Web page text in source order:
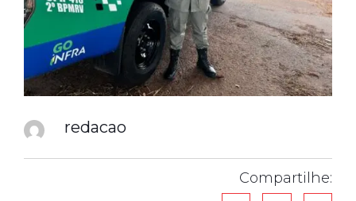
redacao
Compartilhe: